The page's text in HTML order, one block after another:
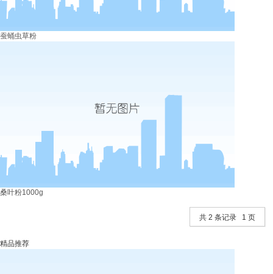
蚕蛹虫草粉
桑叶粉1000g
共 2 条记录 1 页
精品推荐